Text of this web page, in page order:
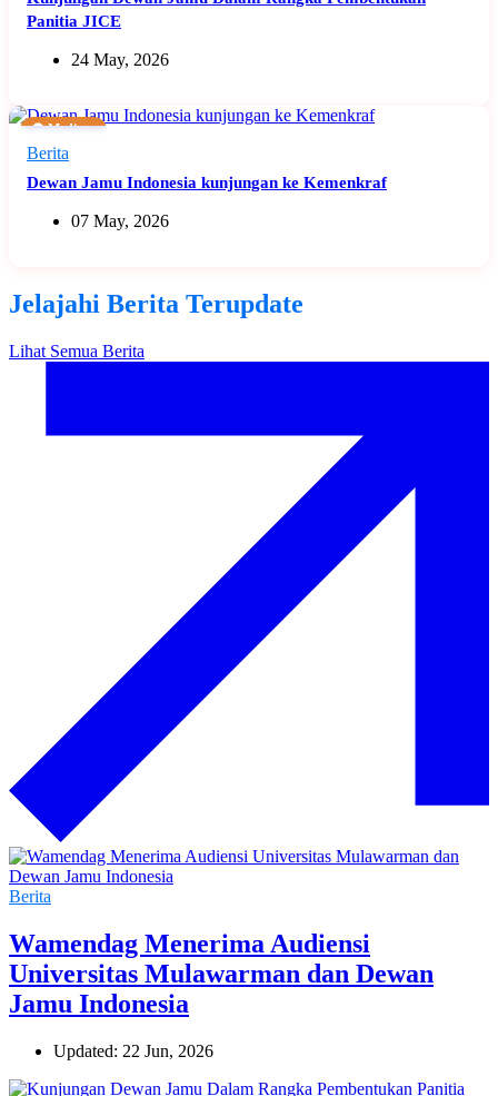
Panitia JICE
24 May, 2026
🟠 Medium
Berita
Dewan Jamu Indonesia kunjungan ke Kemenkraf
07 May, 2026
Jelajahi Berita Terupdate
Lihat Semua Berita
Berita
Wamendag Menerima Audiensi
Universitas Mulawarman dan Dewan
Jamu Indonesia
Updated: 22 Jun, 2026